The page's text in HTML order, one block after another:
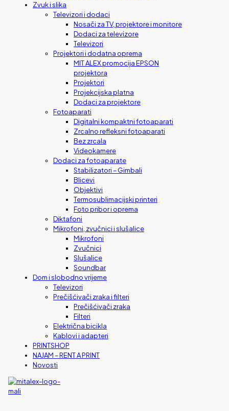
Zvuk i slika
Televizori i dodaci
Nosači za TV, projektore i monitore
Dodaci za televizore
Televizori
Projektori i dodatna oprema
MIT ALEX promocija EPSON
projektora
Projektori
Projekcijska platna
Dodaci za projektore
Fotoaparati
Digitalni kompaktni fotoaparati
Zrcalno refleksni fotoaparati
Bez zrcala
Videokamere
Dodaci za fotoaparate
Stabilizatori – Gimbali
Blicevi
Objektivi
Termosublimacijski printeri
Foto pribor i oprema
Diktafoni
Mikrofoni, zvučnici i slušalice
Mikrofoni
Zvučnici
Slušalice
Soundbar
Dom i slobodno vrijeme
Televizori
Prečišćivači zraka i filteri
Prečišćivači zraka
Filteri
Električna bicikla
Kablovi i adapteri
PRINTSHOP
NAJAM – RENT A PRINT
Novosti